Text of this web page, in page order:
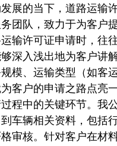
展的当下，道路运输
团队，致力于为客户
输许可证申请时，往
深入浅出地为客户讲
模、运输类型（如客
客户的申请之路点亮
程中的关键环节。我
车辆相关资料，包括
审核。针对客户在材